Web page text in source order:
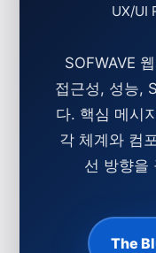
UX/UI
SOFWAVE
접근성, 성능,
다. 핵심 메시
각 체계와 컴
선 방향을
The